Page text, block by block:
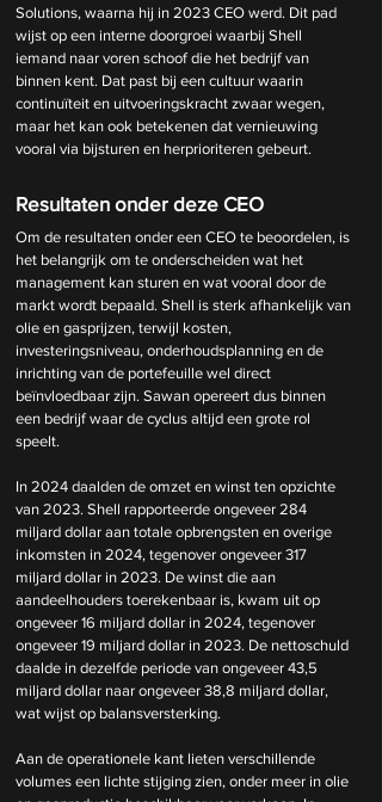
Solutions, waarna hij in 2023 CEO werd. Dit pad
wijst op een interne doorgroei waarbij Shell
iemand naar voren schoof die het bedrijf van
binnen kent. Dat past bij een cultuur waarin
continuïteit en uitvoeringskracht zwaar wegen,
maar het kan ook betekenen dat vernieuwing
vooral via bijsturen en herprioriteren gebeurt.
Resultaten onder deze CEO
Om de resultaten onder een CEO te beoordelen, is
het belangrijk om te onderscheiden wat het
management kan sturen en wat vooral door de
markt wordt bepaald. Shell is sterk afhankelijk van
olie en gasprijzen, terwijl kosten,
investeringsniveau, onderhoudsplanning en de
inrichting van de portefeuille wel direct
beïnvloedbaar zijn. Sawan opereert dus binnen
een bedrijf waar de cyclus altijd een grote rol
speelt.
In 2024 daalden de omzet en winst ten opzichte
van 2023. Shell rapporteerde ongeveer 284
miljard dollar aan totale opbrengsten en overige
inkomsten in 2024, tegenover ongeveer 317
miljard dollar in 2023. De winst die aan
aandeelhouders toerekenbaar is, kwam uit op
ongeveer 16 miljard dollar in 2024, tegenover
ongeveer 19 miljard dollar in 2023. De nettoschuld
daalde in dezelfde periode van ongeveer 43,5
miljard dollar naar ongeveer 38,8 miljard dollar,
wat wijst op balansversterking.
Aan de operationele kant lieten verschillende
volumes een lichte stijging zien, onder meer in olie